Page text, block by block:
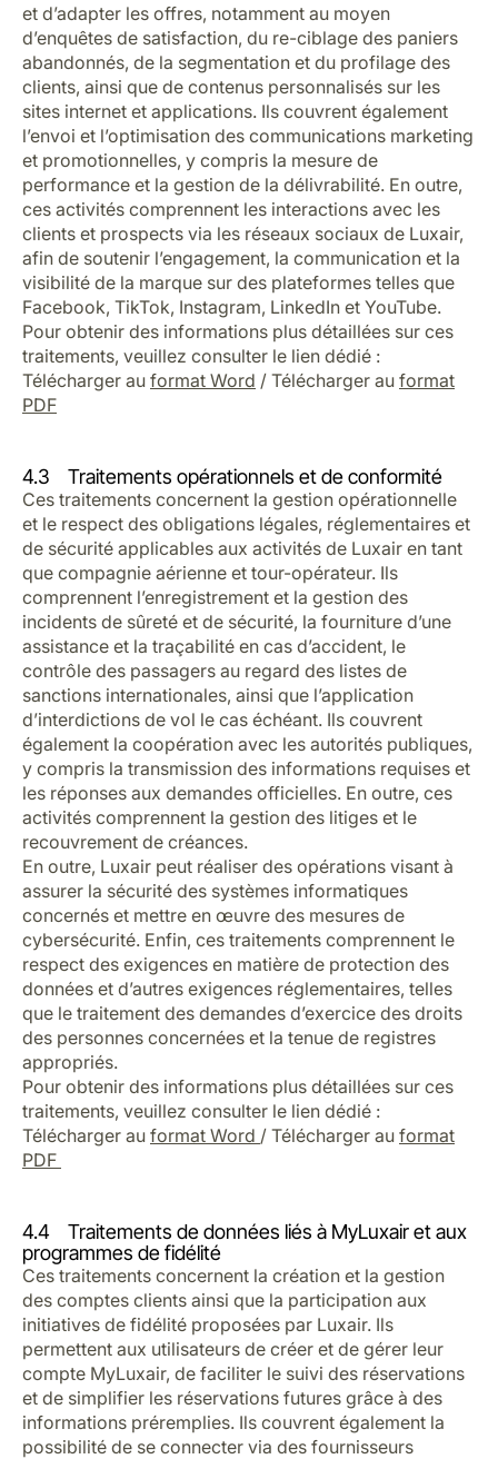
et d’adapter les offres, notamment au moyen
d’enquêtes de satisfaction, du re-ciblage des paniers
abandonnés, de la segmentation et du profilage des
clients, ainsi que de contenus personnalisés sur les
sites internet et applications. Ils couvrent également
l’envoi et l’optimisation des communications marketing
et promotionnelles, y compris la mesure de
performance et la gestion de la délivrabilité. En outre,
ces activités comprennent les interactions avec les
clients et prospects via les réseaux sociaux de Luxair,
afin de soutenir l’engagement, la communication et la
visibilité de la marque sur des plateformes telles que
Facebook, TikTok, Instagram, LinkedIn et YouTube.
Pour obtenir des informations plus détaillées sur ces
traitements, veuillez consulter le lien dédié :
Télécharger au format Word / Télécharger au format
PDF
4.3 Traitements opérationnels et de conformité
Ces traitements concernent la gestion opérationnelle
et le respect des obligations légales, réglementaires et
de sécurité applicables aux activités de Luxair en tant
que compagnie aérienne et tour-opérateur. Ils
comprennent l’enregistrement et la gestion des
incidents de sûreté et de sécurité, la fourniture d’une
assistance et la traçabilité en cas d’accident, le
contrôle des passagers au regard des listes de
sanctions internationales, ainsi que l’application
d’interdictions de vol le cas échéant. Ils couvrent
également la coopération avec les autorités publiques,
y compris la transmission des informations requises et
les réponses aux demandes officielles. En outre, ces
activités comprennent la gestion des litiges et le
recouvrement de créances.
En outre, Luxair peut réaliser des opérations visant à
assurer la sécurité des systèmes informatiques
concernés et mettre en œuvre des mesures de
cybersécurité. Enfin, ces traitements comprennent le
respect des exigences en matière de protection des
données et d’autres exigences réglementaires, telles
que le traitement des demandes d’exercice des droits
des personnes concernées et la tenue de registres
appropriés.
Pour obtenir des informations plus détaillées sur ces
traitements, veuillez consulter le lien dédié :
Télécharger au format Word / Télécharger au format
PDF
4.4 Traitements de données liés à MyLuxair et aux
programmes de fidélité
Ces traitements concernent la création et la gestion
des comptes clients ainsi que la participation aux
initiatives de fidélité proposées par Luxair. Ils
permettent aux utilisateurs de créer et de gérer leur
compte MyLuxair, de faciliter le suivi des réservations
et de simplifier les réservations futures grâce à des
informations préremplies. Ils couvrent également la
possibilité de se connecter via des fournisseurs